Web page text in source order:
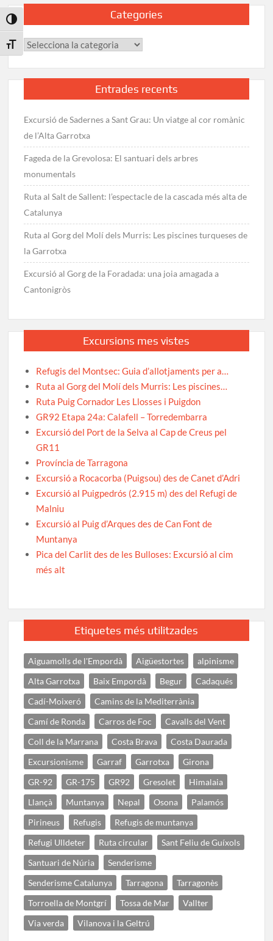
Toggle High Contrast
Toggle Font size
Categories
Categories
Entrades recents
Excursió de Sadernes a Sant Grau: Un viatge al cor romànic
de l’Alta Garrotxa
Fageda de la Grevolosa: El santuari dels arbres
monumentals
Ruta al Salt de Sallent: l’espectacle de la cascada més alta de
Catalunya
Ruta al Gorg del Molí dels Murris: Les piscines turqueses de
la Garrotxa
Excursió al Gorg de la Foradada: una joia amagada a
Cantonigròs
Excursions mes vistes
Refugis del Montsec: Guia d’allotjaments per a…
Ruta al Gorg del Molí dels Murris: Les piscines…
Ruta Puig Cornador Les Llosses i Puigdon
GR92 Etapa 24a: Calafell – Torredembarra
Excursió del Port de la Selva al Cap de Creus pel
GR11
Província de Tarragona
Excursió a Rocacorba (Puigsou) des de Canet d’Adri
Excursió al Puigpedrós (2.915 m) des del Refugi de
Malniu
Excursió al Puig d’Arques des de Can Font de
Muntanya
Pica del Carlit des de les Bulloses: Excursió al cim
més alt
Etiquetes més utilitzades
Aiguamolls de l'Empordà Aigüestortes
alpinisme
Alta Garrotxa
Baix Empordà Begur
Cadaqués
Cadí-Moixeró
Camins de la Mediterrània
Camí de Ronda
Carros de Foc
Cavalls del Vent
Coll de la Marrana
Costa Brava
Costa Daurada
Excursionisme
Garraf Garrotxa
Girona
GR-92
GR-175 GR92 Gresolet
Himalaia
Llançà
Muntanya Nepal Osona
Palamós
Pirineus
Refugis
Refugis de muntanya
Refugi Ulldeter
Ruta circular
Sant Feliu de Guíxols
Santuari de Núria
Senderisme
Senderisme Catalunya
Tarragona
Tarragonès
Torroella de Montgrí
Tossa de Mar
Vallter
Via verda
Vilanova i la Geltrú